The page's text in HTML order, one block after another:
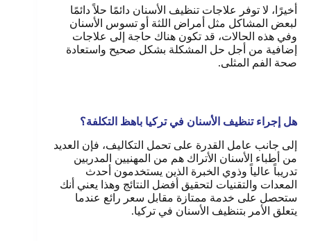
أخيرًا، لا توفر علاجات تنظيف الأسنان دائمًا حلاً دائمًا
لبعض المشاكل مثل أمراض اللثة أو تسوس الأسنان
وفي هذه الحالات، قد تكون هناك حاجة إلى علاجات
إضافية من أجل حل المشكلة بشكل صحيح واستعادة
صحة الفم المثلى.
هل إجراء تنظيف الأسنان في تركيا باهظ التكلفة؟
إلى جانب عامل القدرة على تحمل التكاليف، فإن العديد
من أطباء الأسنان الأتراك هم من المهنيين المدربين
تدريباً عالياً وذوي الخبرة الذين يستخدمون أحدث
المعدات والتقنيات لتحقيق أفضل النتائج وهذا يعني أنك
ستحصل على خدمة ممتازة مقابل سعر رائع عندما
يتعلق الأمر بتنظيف الأسنان في تركيا.